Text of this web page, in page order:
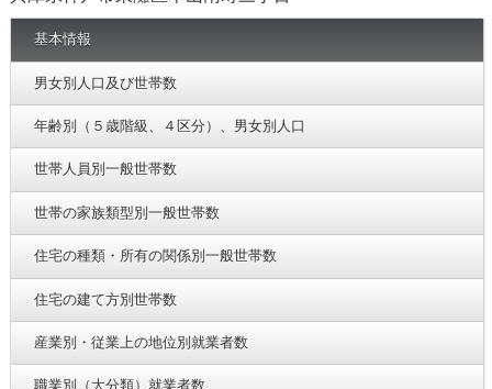
基本情報
男女別人口及び世帯数
年齢別（５歳階級、４区分）、男女別人口
世帯人員別一般世帯数
世帯の家族類型別一般世帯数
住宅の種類・所有の関係別一般世帯数
住宅の建て方別世帯数
産業別・従業上の地位別就業者数
職業別（大分類）就業者数